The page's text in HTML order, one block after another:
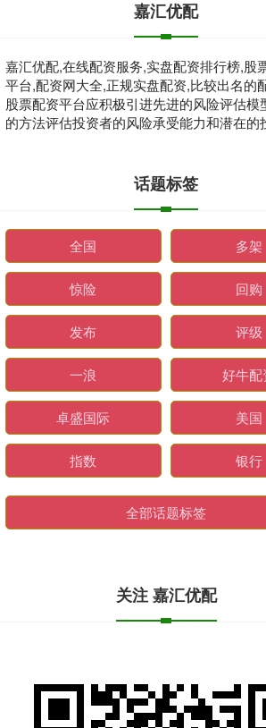
嘉汇优配
嘉汇优配,在线配资服务,实盘配资排行榜,股
平台,配资网大全,正规实盘配资,比较出名的
股票配资平台应积极引进先进的风险评估模
的方法评估投资者的风险承受能力和潜在的
话题标签
全国 多架
惊险 回购
发布 评级
一浪 好牛配
卓盛国际 美国
指数 银行
全部话题标签
关注 嘉汇优配